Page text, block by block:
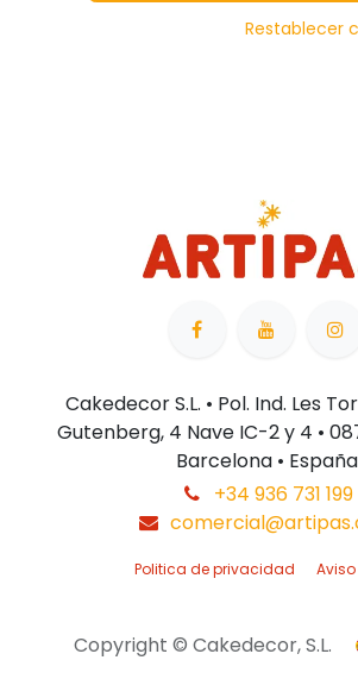
Restablecer
Cakedecor S.L. • Pol. Ind. Les
Gutenberg, 4 Nave IC-2 y 4 •
Barcelona • España
+34 936 731 199
Politica de privacidad
Copyright © Cakedecor, S.L.